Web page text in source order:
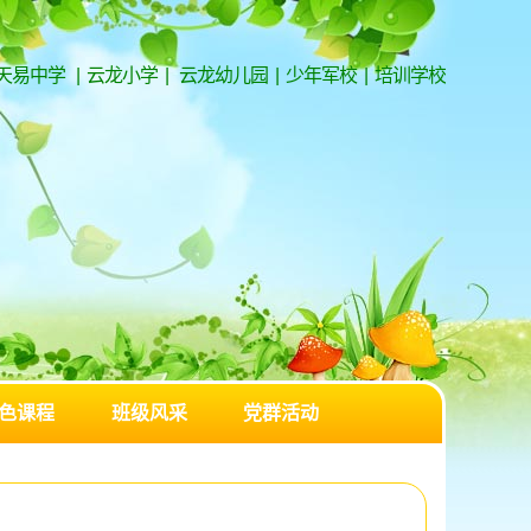
易中学 云龙小学|云龙幼儿园 少年军校|培训学校
课程 班级风采 党群活动